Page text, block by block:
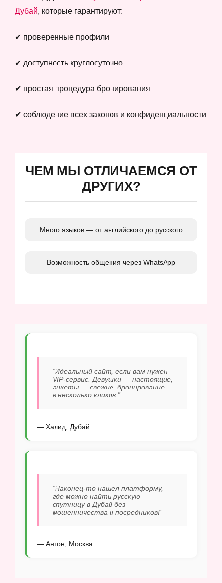
Дубай, которые гарантируют:
✔ проверенные профили
✔ доступность круглосуточно
✔ простая процедура бронирования
✔ соблюдение всех законов и конфиденциальности
ЧЕМ МЫ ОТЛИЧАЕМСЯ ОТ
ДРУГИХ?
Много языков — от английского до русского
Возможность общения через WhatsApp
“Идеальный сайт, если вам нужен
VIP-сервис. Девушки — настоящие,
анкеты — свежие, бронирование —
в несколько кликов.”
— Халид, Дубай
“Наконец-то нашел платформу,
где можно найти русскую
спутницу в Дубай без
мошенничества и посредников!”
— Антон, Москва